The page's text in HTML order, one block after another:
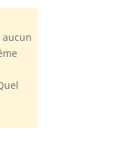
aucun